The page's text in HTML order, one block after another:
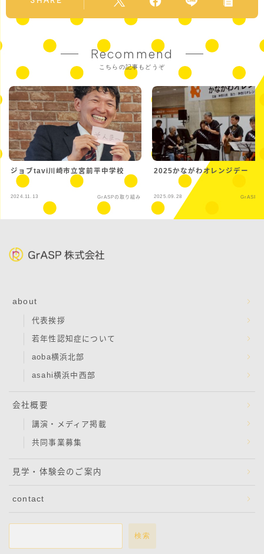
Recommend
こちらの記事もどうぞ
ジョブtavi川崎市立宮前平中学校
2024.11.13 GrASPの取り組み
2025かながわオレンジデー
2025.09.28 GrASPの
about
代表挨拶
若年性認知症について
aoba横浜北部
asahi横浜中西部
会社概要
講演・メディア掲載
共同事業募集
見学・体験会のご案内
contact
検索